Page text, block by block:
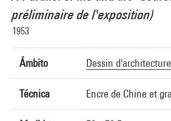
préliminaire de l'exposition)
1953
Ámbito Dessin d'architecture
Técnica Encre de Chine et
Difusión de la imagen :GrandPalaisRmnPhoto